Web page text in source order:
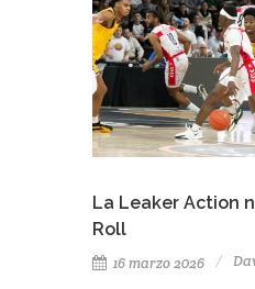
La Leaker Action
Roll
16 marzo 2026